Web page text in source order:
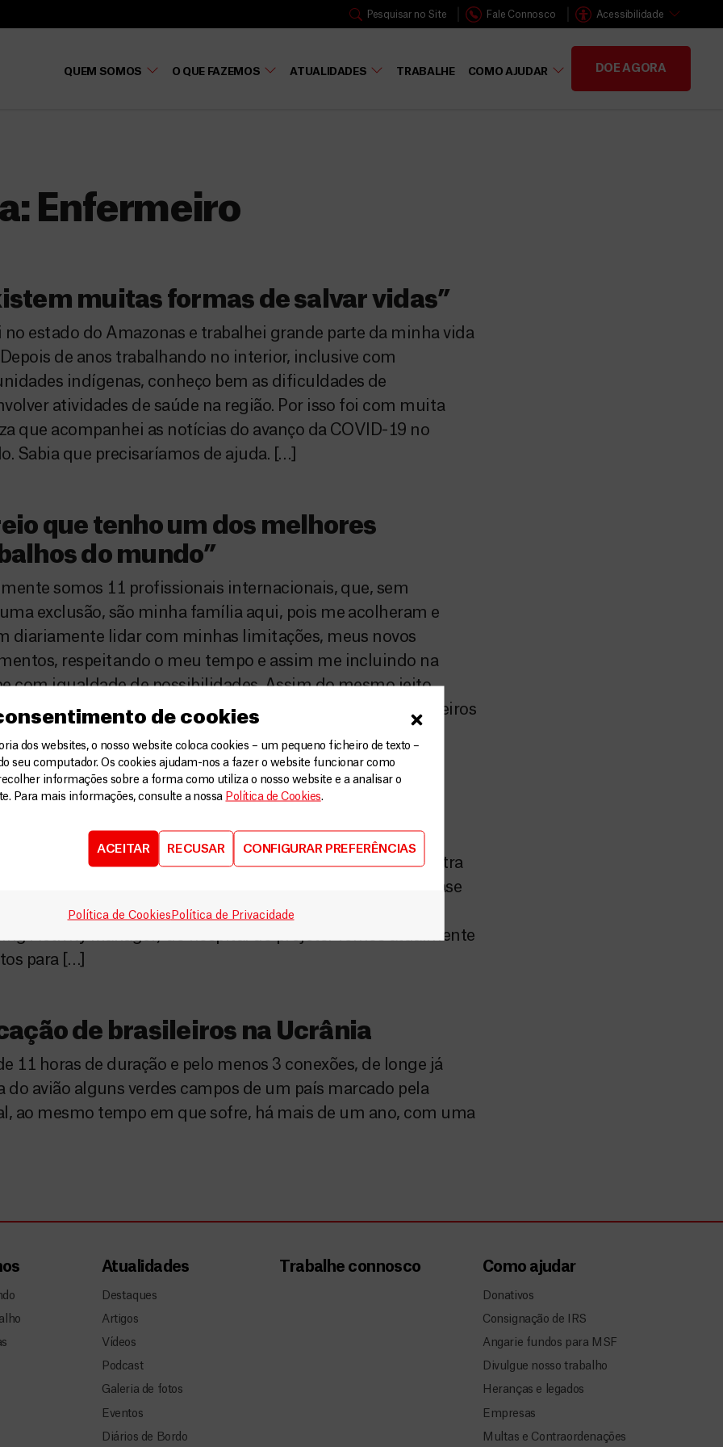
de cookies
dos websites, o nosso website coloca cookies – um pequeno ficheiro de texto –
seu computador. Os cookies ajudam-nos a fazer o website funcionar como
informações sobre a forma como utiliza o nosso website e a analisar o
Para mais informações, consulte a nossa Política de Cookies.
ACEITAR RECUSAR CONFIGURAR PREFERÊNCIAS
Política de Cookies Política de Privacidade
Pesquisar no Site Fale Connosco Acessibilidade
QUEM SOMOS O QUE FAZEMOS ATUALIDADES TRABALHE COMO AJUDAR DOE AGORA
Enfermeiro
muitas formas de salvar vidas”
no estado do Amazonas e trabalhei grande parte da minha vida
de anos trabalhando no interior, inclusive com
indígenas, conheço bem as dificuldades de
atividades de saúde na região. Por isso foi com muita
que acompanhei as notícias do avanço da COVID-19 no
Sabia que precisaríamos de ajuda. […]
que tenho um dos melhores
do mundo”
somos 11 profissionais internacionais, que, sem
exclusão, são minha família aqui, pois me acolheram e
diariamente lidar com minhas limitações, meus novos
respeitando o meu tempo e assim me incluindo na
com igualdade de possibilidades. Assim do mesmo jeito,
também a felicidade de ter como bons amigos e companheiros
e desconstrução cotidianas
em Lankien, uma região do Sudão do Sul, país atualmente
sob conflitos civis e com histórias de muita violência contra
população. Vim para ficar seis meses e já estou há quase
Sou enfermeiro, gerente das atividades de enfermagem
Activity Manager) do hospital do projeto. Temos atualmente
para […]
de brasileiros na Ucrânia
11 horas de duração e pelo menos 3 conexões, de longe já
do avião alguns verdes campos de um país marcado pela
ao mesmo tempo em que sofre, há mais de um ano, com uma
Atualidades
Destaques
Artigos
Vídeos
Podcast
Galeria de fotos
Eventos
Diários de Bordo
Trabalhe connosco Como ajudar
Donativos
Consignação de IRS
Angarie fundos para MSF
Divulgue nosso trabalho
Heranças e legados
Empresas
Multas e Contraordenações